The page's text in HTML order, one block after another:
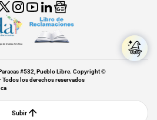
de Diarios América
#532, Pueblo Libre. Copyright ©
los derechos reservados
Subir